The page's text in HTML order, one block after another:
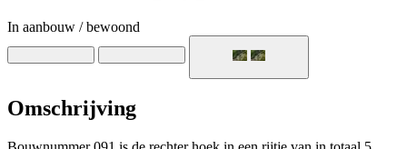
In aanbouw / bewoond
Omschrijving